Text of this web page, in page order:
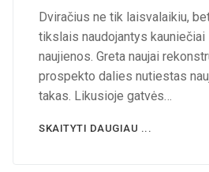
Dviračius ne tik laisvalaikiu,
tikslais naudojantys kauniečiai
naujienos. Greta naujai
prospekto dalies nutiestas
takas. Likusioje gatvės…
SKAITYTI DAUGIAU ...